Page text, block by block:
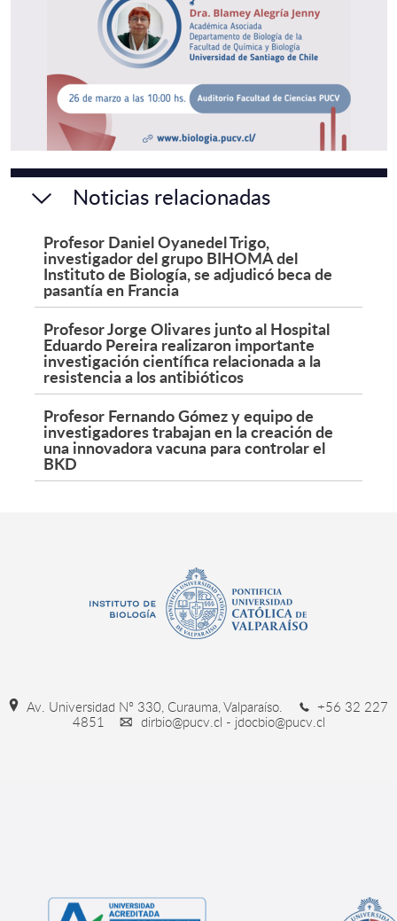
Noticias relacionadas
Profesor Daniel Oyanedel Trigo,
investigador del grupo BIHOMA del
Instituto de Biología, se adjudicó beca de
pasantía en Francia
Profesor Jorge Olivares junto al Hospital
Eduardo Pereira realizaron importante
investigación científica relacionada a la
resistencia a los antibióticos
Profesor Fernando Gómez y equipo de
investigadores trabajan en la creación de
una innovadora vacuna para controlar el
BKD
Av. Universidad Nº 330, Curauma, Valparaíso.
+56 32 227
4851
dirbio@pucv.cl - jdocbio@pucv.cl